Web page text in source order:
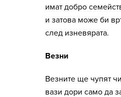
имат добро
и затова може би
след изневярата.
Везни
Везните ще чупят
вази дори само да